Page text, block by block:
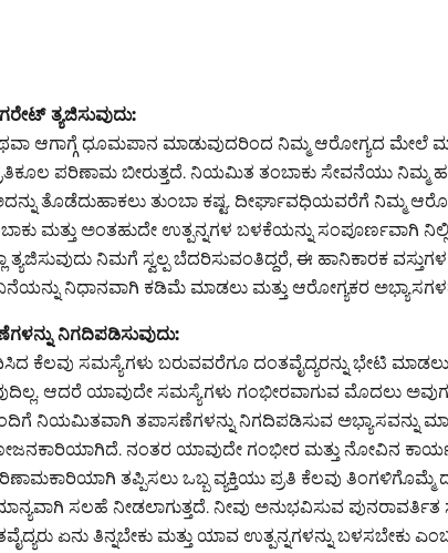
ತ್ಯಜಿಸುವುದು:
ಆಗಾಗ್ಗೆ ಧೂಮಪಾನ ಮಾಡುವುದರಿಂದ ನಿಮ್ಮ ಆರೋಗ್ಯದ ಮೇಲೆ
ಪರಿಣಾಮ ಬೀರುತ್ತದೆ. ನಿಯಮಿತ ತಂಬಾಕು ಸೇವನೆಯು ನಿಮ್ಮ
ತೊಡೆದುಹಾಕಲು ತುಂಬಾ ಕಷ್ಟ. ದೀರ್ಘಾವಧಿಯವರೆಗೆ ನಿಮ್ಮ
ಮತ್ತು ಅಂತಹುದೇ ಉತ್ಪನ್ನಗಳ ಬಳಕೆಯನ್ನು ಸಂಪೂರ್ಣವಾಗಿ
ತ್ಯಜಿಸುವುದು ನಿಮಗೆ ಸ್ವಲ್ಪ ಬೆದರಿಸುವಂತಿದ್ದರೆ, ಈ ಹಾನಿಕಾರಕ
ನಿಧಾನವಾಗಿ ಕಡಿಮೆ ಮಾಡಲು ಮತ್ತು ಆರೋಗ್ಯಕರ
ನಿಗದಿಪಡಿಸುವುದು:
ಕೆಲವು ಸಮಸ್ಯೆಗಳು ಬರುವವರೆಗೂ ದಂತವೈದ್ಯರನ್ನು ಭೇಟಿ
ಆದರೆ ಯಾವುದೇ ಸಮಸ್ಯೆಗಳು ಗಂಭೀರವಾಗುವ ಮೊದಲು
ನಿಯಮಿತವಾಗಿ ತಪಾಸಣೆಗಳನ್ನು ನಿಗದಿಪಡಿಸುವ ಅಭ್ಯಾಸವನ್ನು
ನಂತರ ಯಾವುದೇ ಗಂಭೀರ ಮತ್ತು ನೋವಿನ
ತಪ್ಪಿಸಲು ಒಬ್ಬ ವ್ಯಕ್ತಿಯು ಪ್ರತಿ ಕೆಲವು ತಿಂಗಳಿಗೊಮ್ಮೆ
ಸಲಹೆ ನೀಡಲಾಗುತ್ತದೆ. ನೀವು ಅನುಭವಿಸುವ
ಏನು ತಿನ್ನಬೇಕು ಮತ್ತು ಯಾವ ಉತ್ಪನ್ನಗಳನ್ನು ಬಳಸಬೇಕು